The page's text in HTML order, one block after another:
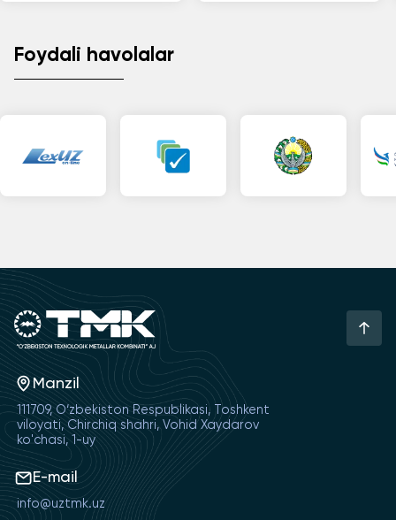
Foydali havolalar
Manzil
111709, O‘zbekiston Respublikasi, Toshkent
viloyati, Chirchiq shahri, Vohid Xaydarov
ko'chasi, 1-uy
E-mail
info@uztmk.uz